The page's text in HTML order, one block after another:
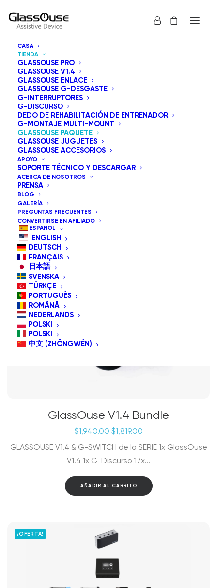
CASA
TIENDA
GLASSOUSE PRO
GLASSOUSE V1.4
GLASSOUSE ENLACE
GLASSOUSE G-DESGASTE
G-INTERRUPTORES
G-DISCURSO
DEDO DE REHABILITACIÓN DE ENTRENADOR
G-MONTAJE MULTI-MOUNT
GLASSOUSE PAQUETE
GLASSOUSE JUGUETES
GLASSOUSE ACCESORIOS
APOYO
SOPORTE TÉCNICO Y DESCARGAR
ACERCA DE NOSOTROS
PRENSA
BLOG
GALERÍA
PREGUNTAS FRECUENTES
CONVERTIRSE EN AFILIADO
ESPAÑOL
ENGLISH
DEUTSCH
FRANÇAIS
日本語
SVENSKA
TÜRKÇE
PORTUGUÊS
ROMÂNĂ
NEDERLANDS
POLSKI
POLSKI
中文 (ZHŌNGWÉN)
Mostrar todos los
Ordenar por precio: bajo a alto
Orden predeterminado
Ordenar por popularidad
Ordenar por precio: alto a bajo
¡OFERTA!
GlassOuse V1.4 Bundle
$1,940.00 El
original
era:
$1,819.00El
actual
es:
GLASSOUSE V1.4 & G-SWITCH de la SERIE 1x GlassOuse
V1.4 1x G-Discurso 17x...
AÑADIR AL CARRITO
¡OFERTA!